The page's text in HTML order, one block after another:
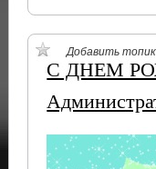
Добавить
С ДНЕМ